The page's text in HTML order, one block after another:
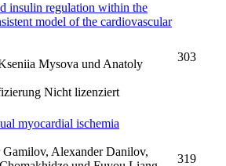
insulin regulation within the
model of the cardiovascular
Mysova und Anatoly
Nicht lizenziert
303
myocardial ischemia
Alexander Danilov,
319